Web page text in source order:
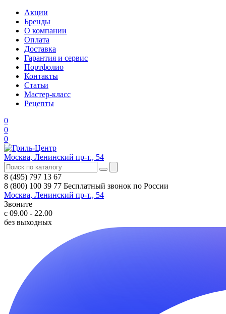
Акции
Бренды
О компании
Оплата
Доставка
Гарантия и сервис
Портфолио
Контакты
Статьи
Мастер-класс
Рецепты
0
0
0
Москва, Ленинский пр-т., 54
8 (495) 797 13 67
8 (800) 100 39 77 Бесплатный звонок по России
Москва, Ленинский пр-т., 54
Звоните
с 09.00 - 22.00
без выходных